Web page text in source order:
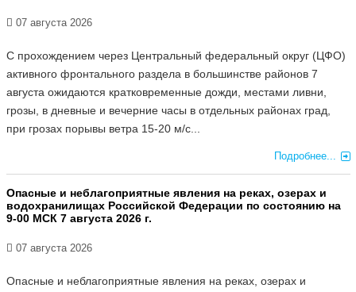
07 августа 2026
С прохождением через Центральный федеральный округ (ЦФО)
активного фронтального раздела в большинстве районов 7
августа ожидаются кратковременные дожди, местами ливни,
грозы, в дневные и вечерние часы в отдельных районах град,
при грозах порывы ветра 15-20 м/с...
Подробнее...
Опасные и неблагоприятные явления на реках, озерах и
водохранилищах Российской Федерации по состоянию на
9-00 МСК 7 августа 2026 г.
07 августа 2026
Опасные и неблагоприятные явления на реках, озерах и